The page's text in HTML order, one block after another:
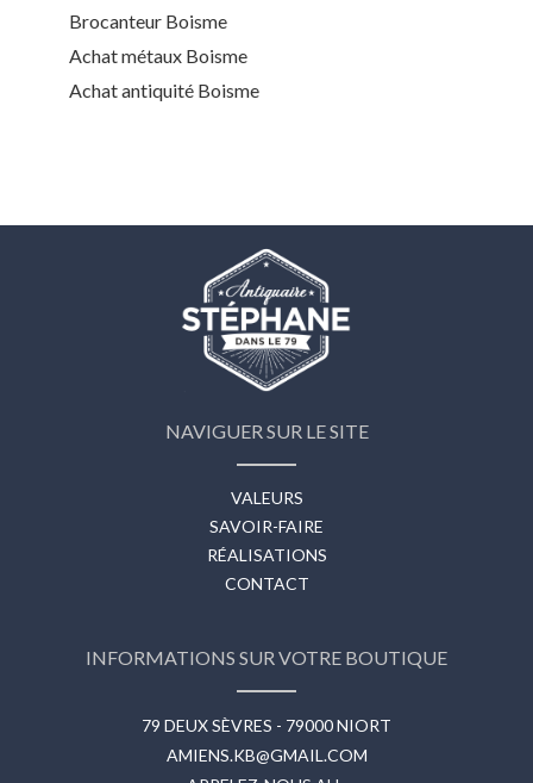
Brocanteur Boisme
Achat métaux Boisme
Achat antiquité Boisme
NAVIGUER SUR LE SITE
VALEURS
SAVOIR-FAIRE
RÉALISATIONS
CONTACT
INFORMATIONS SUR VOTRE BOUTIQUE
79 DEUX SÈVRES - 79000 NIORT
AMIENS.KB@GMAIL.COM